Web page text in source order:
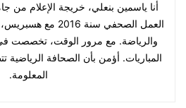
أنا ياسمين بنعلي، خريجة الإعلام
العمل الصحفي سنة
والرياضة. مع مرور الوقت، تخصصت في
المباريات. أؤمن بأن الصحافة
المعلومة.